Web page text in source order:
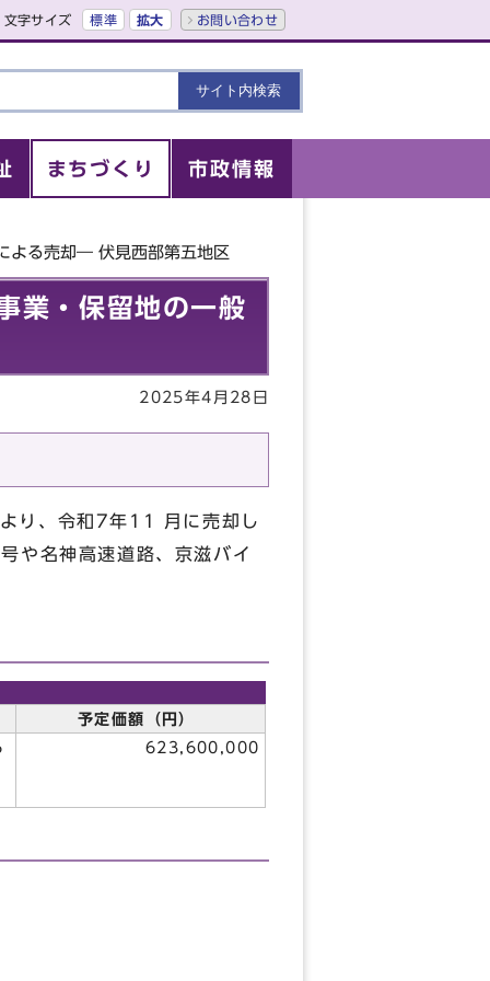
文字サイズ 標準 拡大 お問い合わせ
まちづくり 市政情報
よる売却― 伏見西部第五地区
業・保留地の一般
2025年4月28日
り、令和7年11 月に売却し
や名神高速道路、京滋バイ
予定価額（円）
623,600,000